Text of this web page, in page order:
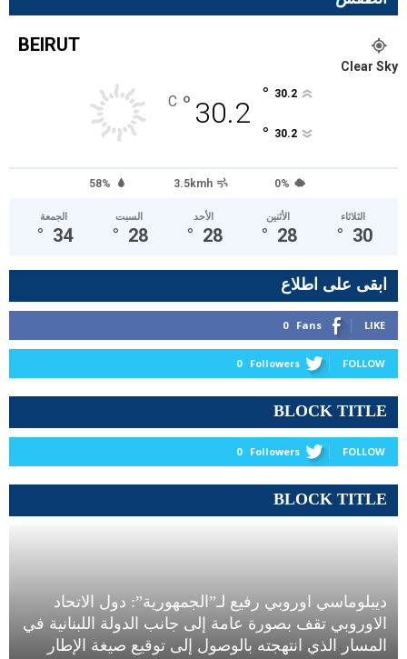
BEIRUT
Clear Sky
30.2
°
C 30.2
°
30.2
°
58% 3.5kmh 0%
الجمعة
34
°
السبت
28
°
الأحد
28
°
الأثنين
28
°
الثلاثاء
30
°
ابقى على اطلاع
0 Fans LIKE
0 Followers FOLLOW
BLOCK TITLE
0 Followers FOLLOW
BLOCK TITLE
ديبلوماسي اوروبي رفيع لـ”الجمهورية”: دول الاتحاد
الاوروبي تقف بصورة عامة إلى جانب الدولة اللبنانية في
المسار الذي انتهجته بالوصول إلى توقيع صيغة الإطار